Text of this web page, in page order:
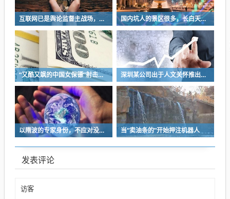
互联网已是舆论监督主战场，让我们用这五点珍惜它 国内坑人的景区很多，长白天池只是其中被坑印象最深的那一个
“又酷又飒的中国女保镖”射击夺冠 深圳某公司出于人文关怀推出内部托管，结果无孩单身员工举报了，核心理由有两个
以隋波的专家身份，不应对没统一标准的口味指手画脚，依仗专家身份欺负一线厨师 当“卖油条的”开始押注机器人
发表评论